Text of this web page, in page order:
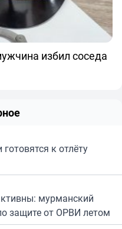
избил соседа
к отлёту
мурманский
защите от ОРВИ летом